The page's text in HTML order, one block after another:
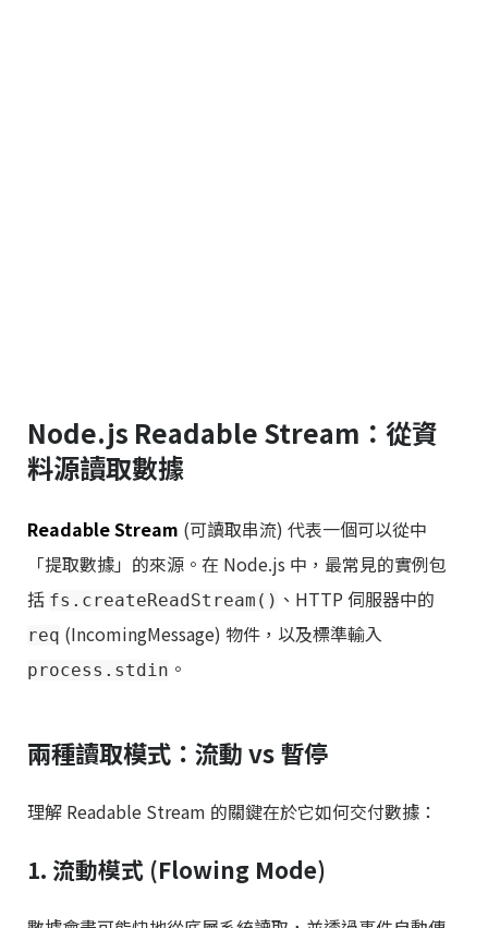
Node.js Readable Stream：從資
料源讀取數據
Readable Stream (可讀取串流) 代表一個可以從中
「提取數據」的來源。在 Node.js 中，最常見的實例包
括 fs.createReadStream() 、HTTP 伺服器中的
req (IncomingMessage) 物件，以及標準輸入
process.stdin 。
兩種讀取模式：流動 vs 暫停
理解 Readable Stream 的關鍵在於它如何交付數據：
1. 流動模式 (Flowing Mode)